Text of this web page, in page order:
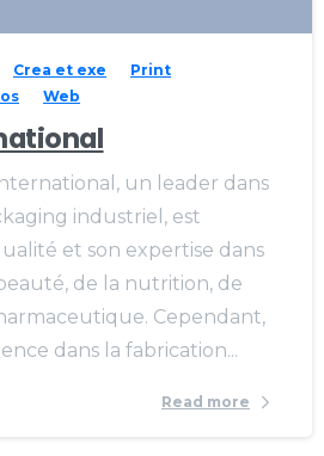
Crea et exe
Print
Web
un leader dans
industriel, est
et son expertise dans
de la nutrition, de
Cependant,
dans la fabrication...
Read more